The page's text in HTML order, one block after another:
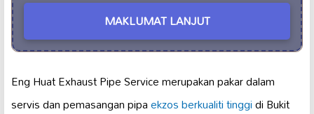
MAKLUMAT LANJUT
Eng Huat Exhaust Pipe Service merupakan pakar dalam
servis dan pemasangan pipaekzos berkualiti tinggidi Bukit